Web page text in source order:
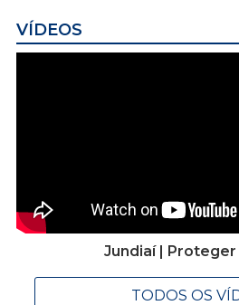
VÍDEOS
Jundiaí | Proteger
TODOS OS